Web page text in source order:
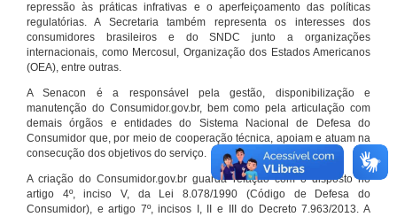
repressão às práticas infrativas e o aperfeiçoamento das políticas
regulatórias. A Secretaria também representa os interesses dos
consumidores brasileiros e do SNDC junto a organizações
internacionais, como Mercosul, Organização dos Estados Americanos
(OEA), entre outras.
A Senacon é a responsável pela gestão, disponibilização e
manutenção do Consumidor.gov.br, bem como pela articulação com
demais órgãos e entidades do Sistema Nacional de Defesa do
Consumidor que, por meio de cooperação técnica, apoiam e atuam na
consecução dos objetivos do serviço.
A criação do Consumidor.gov.br guarda relação com o disposto no
artigo 4º, inciso V, da Lei 8.078/1990 (Código de Defesa do
Consumidor), e artigo 7º, incisos I, II e III do Decreto 7.963/2013. A